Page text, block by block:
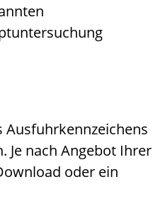
Ausfuhrkennzeichens
Je nach Angebot Ihrer
oder ein